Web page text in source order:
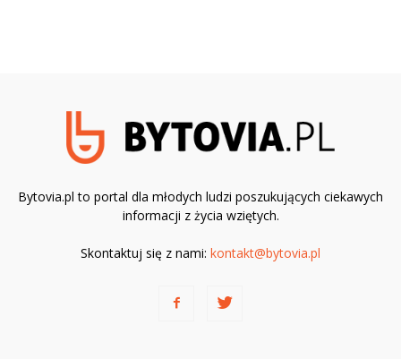
Bytovia.pl to portal dla młodych ludzi poszukujących ciekawych
informacji z życia wziętych.
Skontaktuj się z nami: kontakt@bytovia.pl